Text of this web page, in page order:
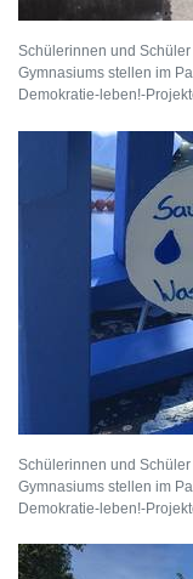
Schülerinnen und
Gymnasiums stellen im
Demokratie-leben!-
Schülerinnen und
Gymnasiums stellen im
Demokratie-leben!-